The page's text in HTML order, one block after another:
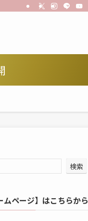
検索
ムページ】はこちらから